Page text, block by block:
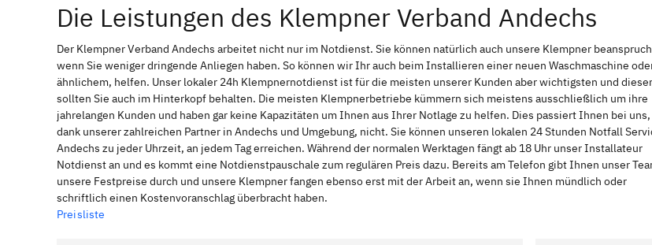
Die Leistungen des Klempner Verband Andechs
Der Klempner Verband Andechs arbeitet nicht nur im Notdienst. Sie können natürlich auch unsere Klempner
wenn Sie weniger dringende Anliegen haben. So können wir Ihr auch beim Installieren einer neuen Waschmaschine
ähnlichem, helfen. Unser lokaler 24h Klempnernotdienst ist für die meisten unserer Kunden aber wichtigsten und
sollten Sie auch im Hinterkopf behalten. Die meisten Klempnerbetriebe kümmern sich meistens ausschließlich um ihre
jahrelangen Kunden und haben gar keine Kapazitäten um Ihnen aus Ihrer Notlage zu helfen. Dies passiert Ihnen bei uns,
dank unserer zahlreichen Partner in Andechs und Umgebung, nicht. Sie können unseren lokalen 24 Stunden Notfall
Andechs zu jeder Uhrzeit, an jedem Tag erreichen. Während der normalen Werktagen fängt ab 18 Uhr unser Installateur
Notdienst an und es kommt eine Notdienstpauschale zum regulären Preis dazu. Bereits am Telefon gibt Ihnen unser
unsere Festpreise durch und unsere Klempner fangen ebenso erst mit der Arbeit an, wenn sie Ihnen mündlich oder
schriftlich einen Kostenvoranschlag überbracht haben.
Preisliste